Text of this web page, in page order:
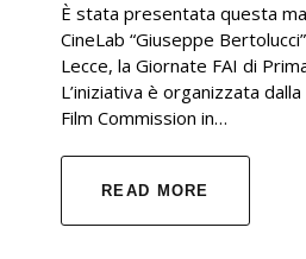
È stata presentata questa
CineLab “Giuseppe
Lecce, la Giornate FAI di
L’iniziativa è organizzata
Film Commission in…
READ MORE